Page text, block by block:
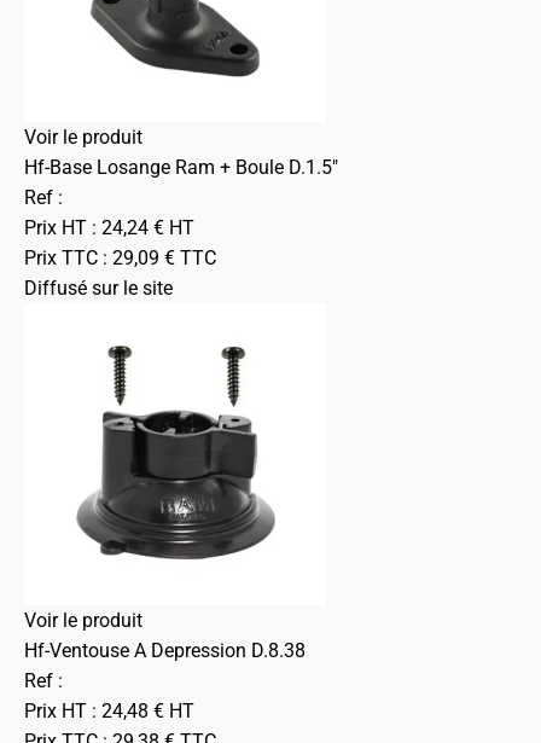
Voir le produit
Hf-Base Losange Ram + Boule D.1.5"
Ref :
Prix HT : 24,24 € HT
Prix TTC : 29,09 € TTC
Diffusé sur le site
Voir le produit
Hf-Ventouse A Depression D.8.38
Ref :
Prix HT : 24,48 € HT